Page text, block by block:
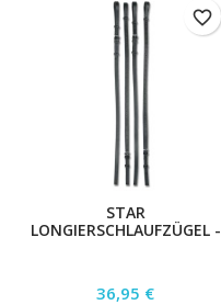
STAR
LONGIERSCHLAUFZÜGEL -
Preis
36,95 €
favorite_border